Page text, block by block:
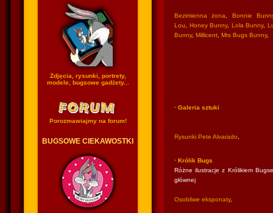
Zdjęcia, rysunki, portrety,
modele, bugsowe gadżety...
Porozmawiajmy na forum!
BUGSOWE CIEKAWOSTKI
Bezimienna żona
Bonnie
Lou
Honey Bunny, Lola Bunny,
Bunny, Millicent Mrs Bugs Bunny,
· Galeria sztuki
Rysunki Pete Alvarado
· Królik Bugs
Różne ilustracje z Królikiem
głównej
Osobliwe eksponaty,